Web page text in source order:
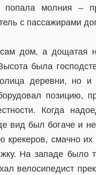
молния –
с пассажирами
дом, а дощатая
была
деревни, но и
позицию,
Когда
вид был богаче и
смачно
На западе было
велосипедист